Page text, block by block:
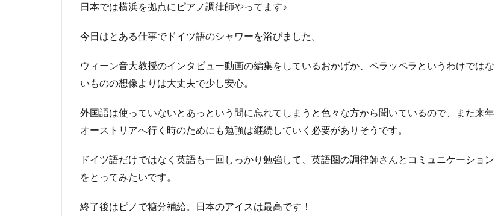
日本では横浜を拠点にピアノ調律師やってます♪
今日はとある仕事でドイツ語のシャワーを浴びました。
ウィーン音大教授のインタビュー動画の編集をしているおかげか、ペラッペラというわけではな
いものの想像よりは大丈夫で少し安心。
外国語は使っていないとあっという間に忘れてしまうと色々な方から聞いているので、また来年
オーストリアへ行く時のためにも勉強は継続していく必要がありそうです。
ドイツ語だけではなく英語も一回しっかり勉強して、英語圏の調律師さんとコミュニケーション
をとってみたいです。
終了後はピノで糖分補給。日本のアイスは最高です！